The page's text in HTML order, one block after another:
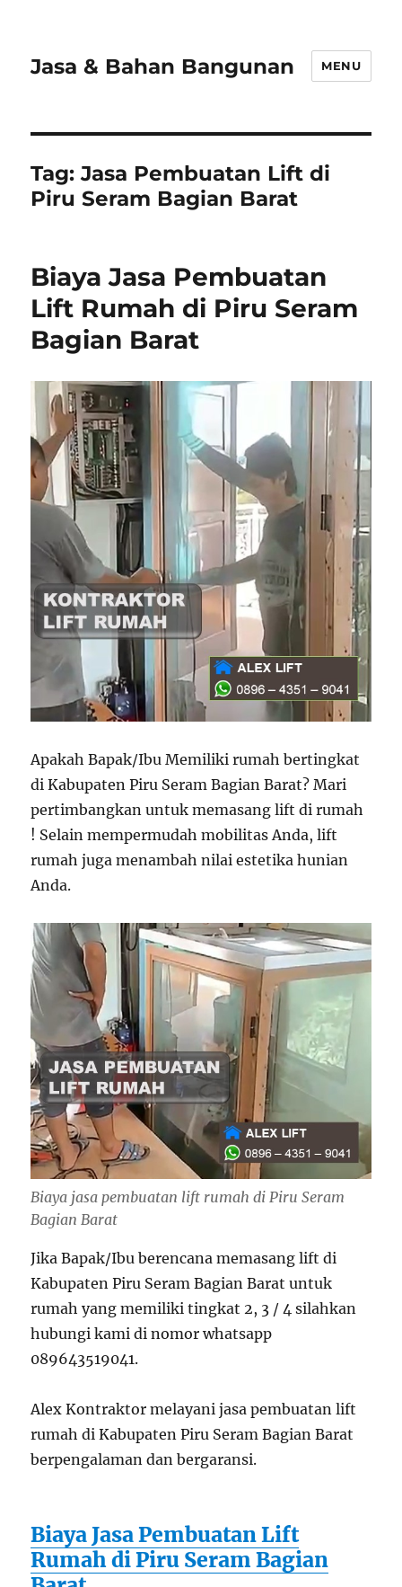
Jasa & Bahan Bangunan MENU
Tag:Jasa Pembuatan Lift di
Piru Seram Bagian Barat
Biaya Jasa Pembuatan
Lift Rumah di Piru Seram
Bagian Barat
Apakah Bapak/Ibu Memiliki rumah bertingkat
di Kabupaten Piru Seram Bagian Barat? Mari
pertimbangkan untuk memasang lift di rumah
! Selain mempermudah mobilitas Anda, lift
rumah juga menambah nilai estetika hunian
Anda.
Biaya jasa pembuatan lift rumah di Piru Seram
Bagian Barat
Jika Bapak/Ibu berencana memasang lift di
Kabupaten Piru Seram Bagian Barat untuk
rumah yang memiliki tingkat 2, 3 / 4 silahkan
hubungi kami di nomor whatsapp
089643519041.
Alex Kontraktor melayani jasa pembuatan lift
rumah di Kabupaten Piru Seram Bagian Barat
berpengalaman dan bergaransi.
Biaya Jasa Pembuatan Lift
Rumah di Piru Seram Bagian